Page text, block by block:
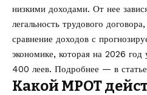
низкими доходами. От нее
легальность трудового
сравнение доходов с
экономике, которая на 2026 год
400 леев. Подробнее — в
Какой МРОТ